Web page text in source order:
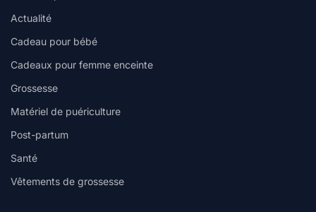
Actualité
Cadeau pour bébé
Cadeaux pour femme enceinte
Grossesse
Matériel de puériculture
Post-partum
Santé
Vêtements de grossesse